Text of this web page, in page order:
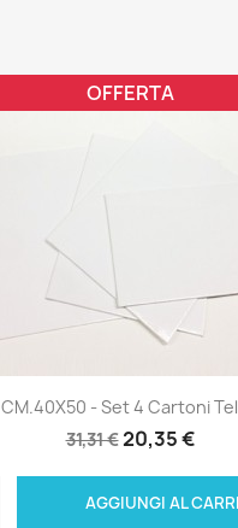
CM.40X50 - Set 4 Cartoni
31,31 €20,35 €
AGGIUNGI AL
OFFERTA